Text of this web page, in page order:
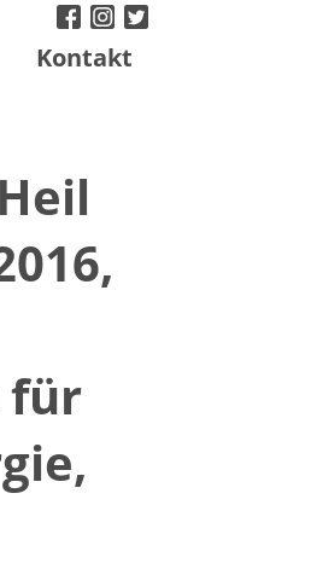
facebook
instagram
twitter
Kontakt
für